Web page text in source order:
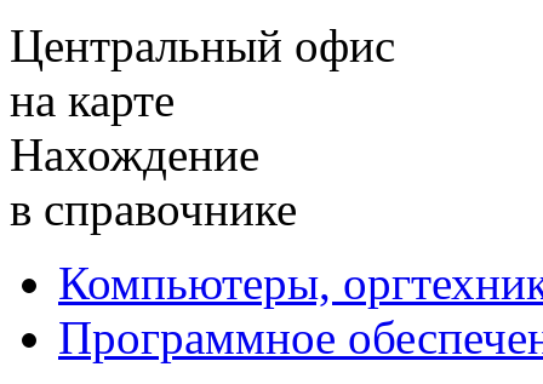
Центральный офис
на карте
Нахождение
в справочнике
Компьютеры,
Программное